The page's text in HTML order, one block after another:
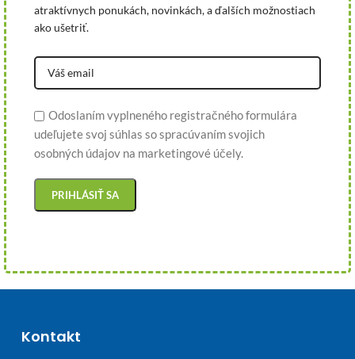
atraktívnych ponukách, novinkách, a ďalších možnostiach
ako ušetriť.
Odoslaním vyplneného registračného formulára
udeľujete svoj súhlas so spracúvaním svojich
osobných údajov na marketingové účely.
Kontakt